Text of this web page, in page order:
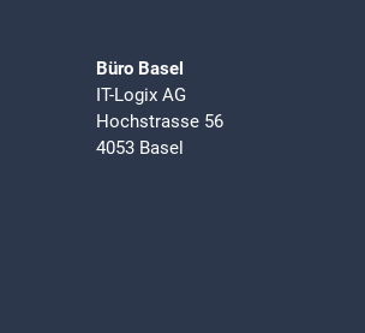
Büro Basel
IT-Logix AG
Hochstrasse 56
4053 Basel